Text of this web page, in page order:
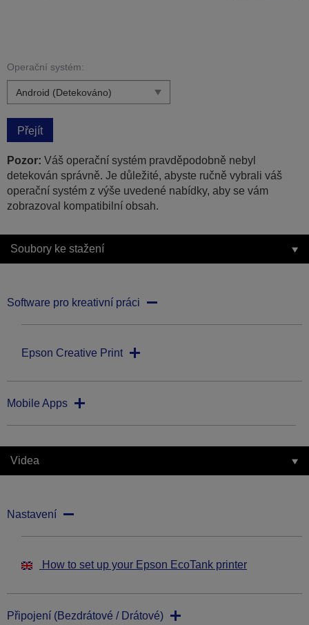
Operační systém:
Přejít
Pozor: Váš operační systém pravděpodobně nebyl
detekován správně. Je důležité, abyste ručně vybrali váš
operační systém z výše uvedené nabídky, aby se vám
zobrazoval kompatibilní obsah.
Soubory ke stažení
Software pro kreativní práci
Epson Creative Print
Mobile Apps
Videa
Nastavení
How to set up your Epson EcoTank printer
Připojení (Bezdrátové / Drátové)